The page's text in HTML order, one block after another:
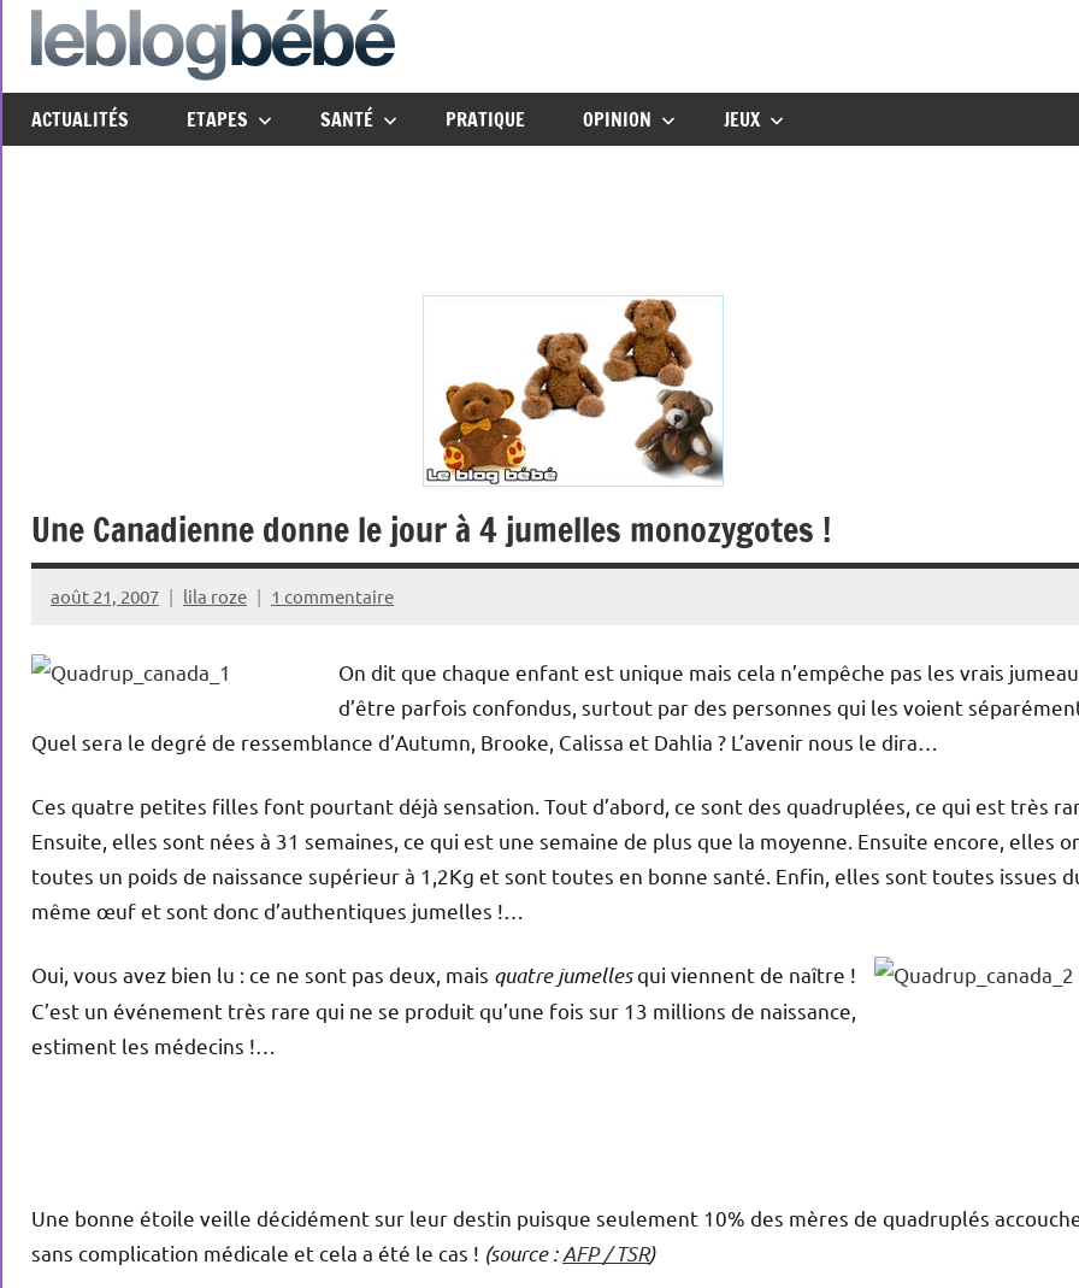
Aller
leblogbebe
another
The
ACTUALITÉS ETAPES SANTÉ PRATIQUE OPINION JEUX
Une Canadienne donne le jour à 4 jumelles monozygotes !
août 21, 2007 lila roze 1 commentaire
On dit que chaque enfant est unique mais cela n’empêche pas les vrais
d’être parfois confondus, surtout par des personnes qui les voient
Quel sera le degré de ressemblance d’Autumn, Brooke, Calissa et Dahlia ? L’avenir nous le dira…
Ces quatre petites filles font pourtant déjà sensation. Tout d’abord, ce sont des quadruplées, ce qui est très
Ensuite, elles sont nées à 31 semaines, ce qui est une semaine de plus que la moyenne. Ensuite encore, elles
toutes un poids de naissance supérieur à 1,2Kg et sont toutes en bonne santé. Enfin, elles sont toutes issues
même œuf et sont donc d’authentiques jumelles !…
Oui, vous avez bien lu : ce ne sont pas deux, mais quatre jumellesqui viennent de naître !
C’est un événement très rare qui ne se produit qu’une fois sur 13 millions de naissance,
estiment les médecins !…
Une bonne étoile veille décidément sur leur destin puisque seulement 10% des mères de quadruplés
sans complication médicale et cela a été le cas ! (source :AFP / TSR)